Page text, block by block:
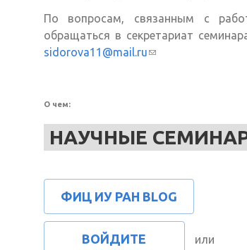
По вопросам, связанным с
обращаться в секретариат
sidorova11@mail.ru(ссылка для
О чем:
НАУЧНЫЕ
ФИЦ ИУ РАН BLOG
ВОЙДИТЕ или